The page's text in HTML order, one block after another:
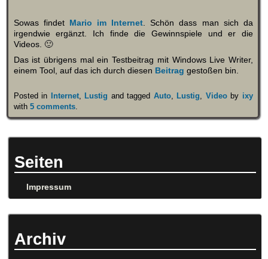
Sowas findet Mario im Internet. Schön dass man sich da
irgendwie ergänzt. Ich finde die Gewinnspiele und er die
Videos. 🙂
Das ist übrigens mal ein Testbeitrag mit Windows Live Writer,
einem Tool, auf das ich durch diesen Beitrag gestoßen bin.
Posted in Internet, Lustig and tagged Auto, Lustig Videoby ixy
with 5 comments.
Seiten
Impressum
Archiv